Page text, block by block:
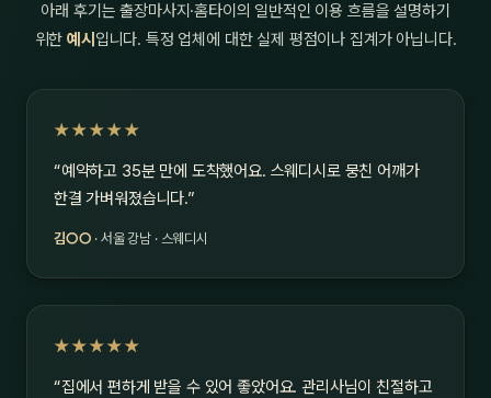
아래 후기는 출장마사지·홈타이의 일반적인 이용 흐름을 설명하기
위한예시 입니다. 특정 업체에 대한 실제 평점이나 집계가 아닙니다.
★★★★★
“예약하고 35분 만에 도착했어요. 스웨디시로 뭉친 어깨가
한결 가벼워졌습니다.”
김○○ · 서울 강남 · 스웨디시
★★★★★
“집에서 편하게 받을 수 있어 좋았어요. 관리사님이 친절하고